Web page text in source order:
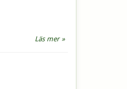
Läs mer »